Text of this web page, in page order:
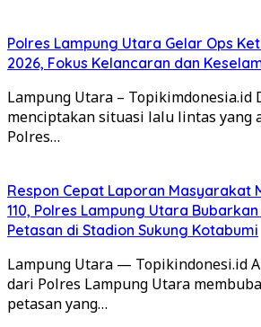
Polres Lampung Utara Gelar Ops
2026, Fokus Kelancaran dan
Lampung Utara – Topikimdonesia.id
menciptakan situasi lalu lintas yang
Polres…
Respon Cepat Laporan Masyarakat
110, Polres Lampung Utara
Petasan di Stadion Sukung Kotabumi
Lampung Utara — Topikindonesi.id
dari Polres Lampung Utara
petasan yang…